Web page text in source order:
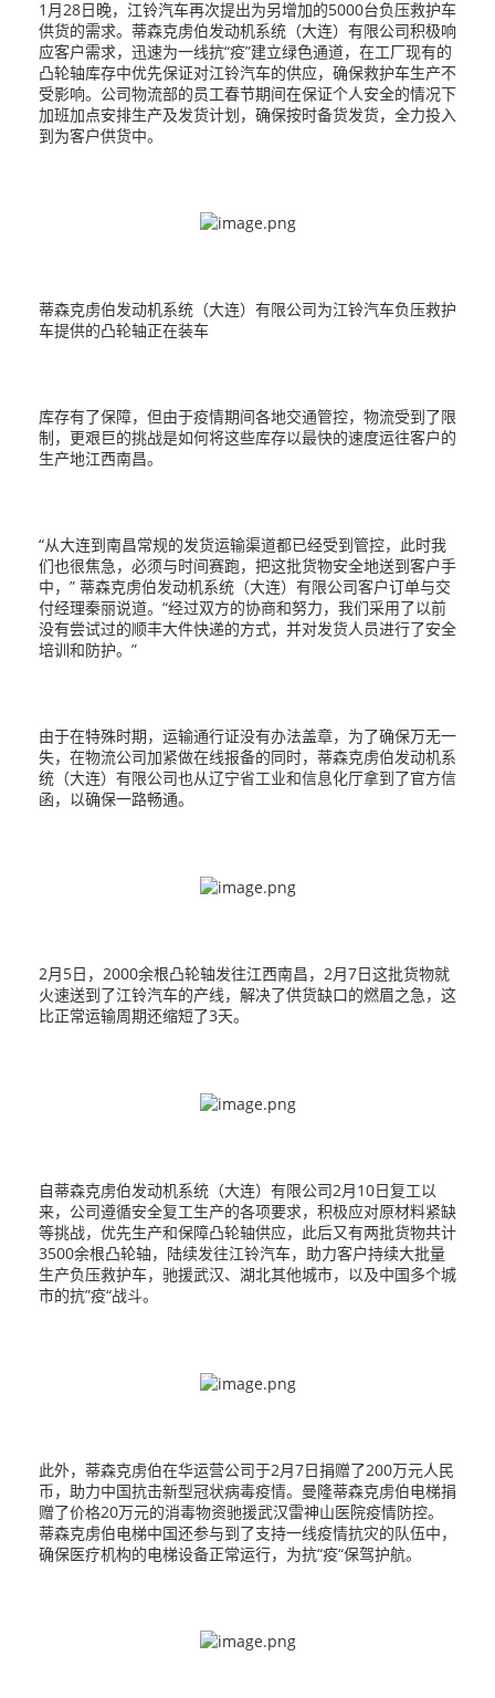
1月28日晚，江铃汽车再次提出为另增加的5000台负压救护车
供货的需求。蒂森克虏伯发动机系统（大连）有限公司积极响
应客户需求，迅速为一线抗“疫”建立绿色通道，在工厂现有的
凸轮轴库存中优先保证对江铃汽车的供应，确保救护车生产不
受影响。公司物流部的员工春节期间在保证个人安全的情况下
加班加点安排生产及发货计划，确保按时备货发货，全力投入
到为客户供货中。
蒂森克虏伯发动机系统（大连）有限公司为江铃汽车负压救护
车提供的凸轮轴正在装车
库存有了保障，但由于疫情期间各地交通管控，物流受到了限
制，更艰巨的挑战是如何将这些库存以最快的速度运往客户的
生产地江西南昌。
“从大连到南昌常规的发货运输渠道都已经受到管控，此时我
们也很焦急，必须与时间赛跑，把这批货物安全地送到客户手
中，” 蒂森克虏伯发动机系统（大连）有限公司客户订单与交
付经理秦丽说道。“经过双方的协商和努力，我们采用了以前
没有尝试过的顺丰大件快递的方式，并对发货人员进行了安全
培训和防护。”
由于在特殊时期，运输通行证没有办法盖章，为了确保万无一
失，在物流公司加紧做在线报备的同时，蒂森克虏伯发动机系
统（大连）有限公司也从辽宁省工业和信息化厅拿到了官方信
函，以确保一路畅通。
2月5日，2000余根凸轮轴发往江西南昌，2月7日这批货物就
火速送到了江铃汽车的产线，解决了供货缺口的燃眉之急，这
比正常运输周期还缩短了3天。
自蒂森克虏伯发动机系统（大连）有限公司2月10日复工以
来，公司遵循安全复工生产的各项要求，积极应对原材料紧缺
等挑战，优先生产和保障凸轮轴供应，此后又有两批货物共计
3500余根凸轮轴，陆续发往江铃汽车，助力客户持续大批量
生产负压救护车，驰援武汉、湖北其他城市，以及中国多个城
市的抗”疫“战斗。
此外，蒂森克虏伯在华运营公司于2月7日捐赠了200万元人民
币，助力中国抗击新型冠状病毒疫情。曼隆蒂森克虏伯电梯捐
赠了价格20万元的消毒物资驰援武汉雷神山医院疫情防控。
蒂森克虏伯电梯中国还参与到了支持一线疫情抗灾的队伍中，
确保医疗机构的电梯设备正常运行，为抗“疫“保驾护航。